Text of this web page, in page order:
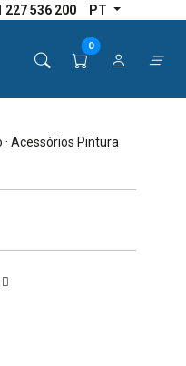
227 536 200 PT
0
· Acessórios Pintura